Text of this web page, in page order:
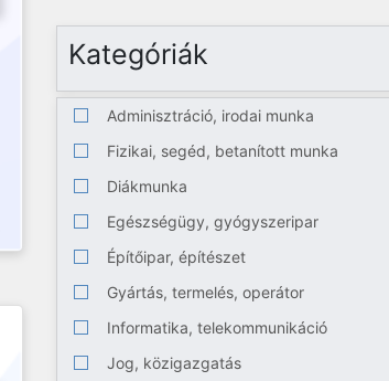
Kategóriák
Adminisztráció, irodai munka
Fizikai, segéd, betanított munka
Diákmunka
Egészségügy, gyógyszeripar
Építőipar, építészet
Gyártás, termelés, operátor
Informatika, telekommunikáció
Jog, közigazgatás